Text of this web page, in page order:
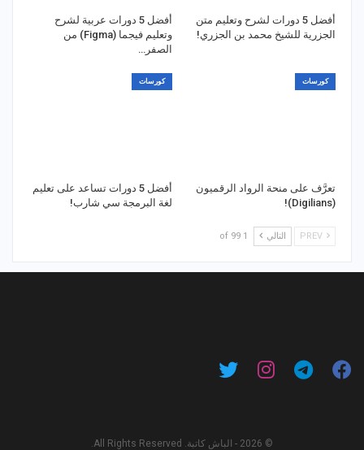
أفضل 5 دورات لشرح وتعليم متن
الجزرية للشيخ محمد بن الجزري!
أفضل 5 دورات عربية لشرح
وتعليم فيجما (Figma) من
الصفر…
كورسات
تعرَّف على منحة الرواد الرقميون
(Digilians)!
كورسات
أفضل 5 دورات تساعد على تعليم
لغة البرمجة سي شارب!
التالي 1 of 99
© 2026 - الباش كاتبة. All Rights Reserved.